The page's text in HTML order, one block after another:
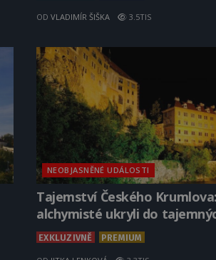
OD VLADIMÍR ŠIŠKA 3.5TIS
NEOBJASNĚNÉ UDÁLOSTI
Tajemství Českého
alchymisté ukryli do
EXKLUZIVNĚ PREMIUM